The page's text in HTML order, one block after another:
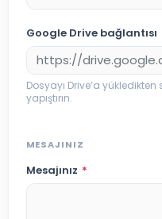
Google Drive bağlantısı
Dosyayı Drive’a
yapıştırın.
MESAJINIZ
Mesajınız *